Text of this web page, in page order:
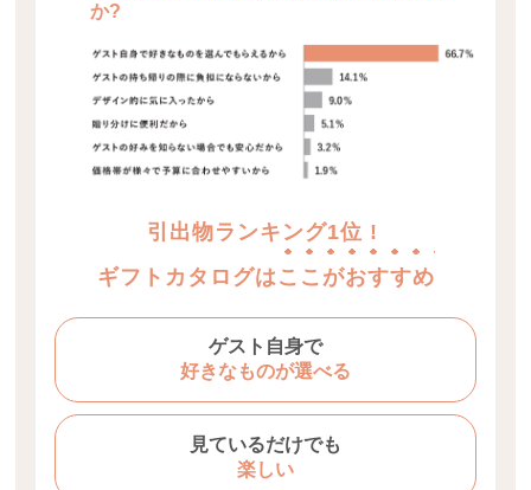
か?
引出物ランキング1位 !
ギフトカタログは ここがおすすめ
ゲスト自身で
好きなものが選べる
見ているだけでも
楽しい